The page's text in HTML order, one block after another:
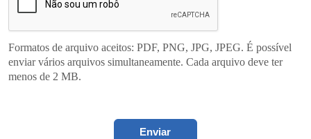
Formatos de arquivo aceitos: PDF, PNG, JPG, JPEG. É possível
enviar vários arquivos simultaneamente. Cada arquivo deve ter
menos de 2 MB.
Enviar